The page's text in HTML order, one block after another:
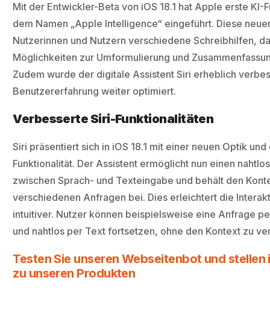
Mit der Entwickler-Beta von iOS 18.1 hat Apple erste KI-
dem Namen „Apple Intelligence“ eingeführt. Diese
Nutzerinnen und Nutzern verschiedene Schreibhilfen,
Möglichkeiten zur Umformulierung und
Zudem wurde der digitale Assistent Siri erheblich
Benutzererfahrung weiter optimiert.
Verbesserte Siri-Funktionalitäten
Siri präsentiert sich in iOS 18.1 mit einer neuen Optik
Funktionalität. Der Assistent ermöglicht nun einen
zwischen Sprach- und Texteingabe und behält den
verschiedenen Anfragen bei. Dies erleichtert die
intuitiver. Nutzer können beispielsweise eine Anfrage
und nahtlos per Text fortsetzen, ohne den Kontext zu
Testen Sie unseren Webseitenbot und stellen
zu unseren Produkten